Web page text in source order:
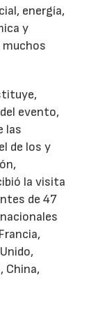
energía,
y
evento,
las
de los y
la visita
de 47
China,